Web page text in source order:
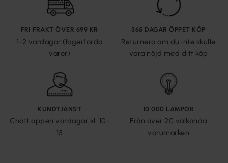
FRI FRAKT ÖVER 699 KR
1-2 vardagar (lagerförda
varor)
365 DAGAR ÖPPET KÖP
Returnera om du inte skulle
vara nöjd med ditt köp
KUNDTJÄNST
Chatt öppen vardagar kl. 10-
15
10 000 LAMPOR
Från över 20 välkända
varumärken